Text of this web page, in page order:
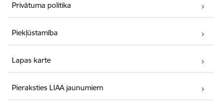
Privātuma politika
Piekļūstamība
Lapas karte
Pieraksties LIAA jaunumiem